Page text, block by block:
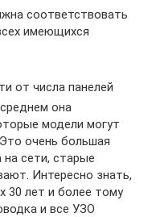
соответствовать
имеющихся
от числа панелей
она
модели могут
очень большая
на сети, старые
Интересно знать,
30 лет и более тому
и все УЗО